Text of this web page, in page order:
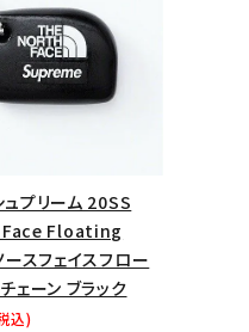
プリーム 20SS
Floating
スフェイスフロー
ェーン ブラック
込)